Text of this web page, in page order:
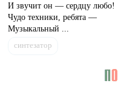
И звучит он — сердцу любо!
Чудо техники, ребята —
Музыкальный ...
синтезатор